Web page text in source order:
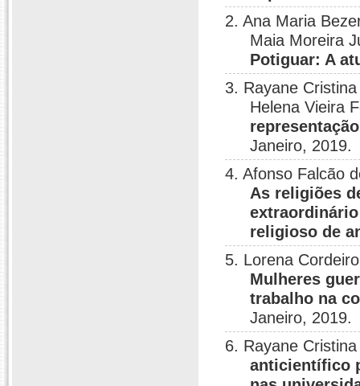
2. Ana Maria
Maia Moreira
Potiguar: A
3. Rayane
Helena Vieira
Janeiro, 2019.
4. Afonso Falcão
As religiões
religioso de
5. Lorena
Mulheres
trabalho na
Janeiro, 2019.
6. Rayane
anticientífico